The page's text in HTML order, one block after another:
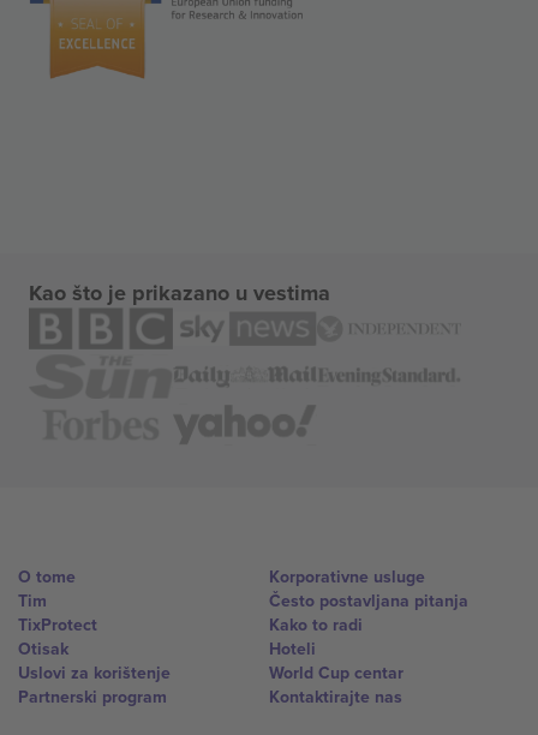
Kao što je prikazano u vestima
O tome
Tim
TixProtect
Otisak
Uslovi za korištenje
Partnerski program
Korporativne usluge
Često postavljana pitanja
Kako to radi
Hoteli
World Cup centar
Kontaktirajte nas